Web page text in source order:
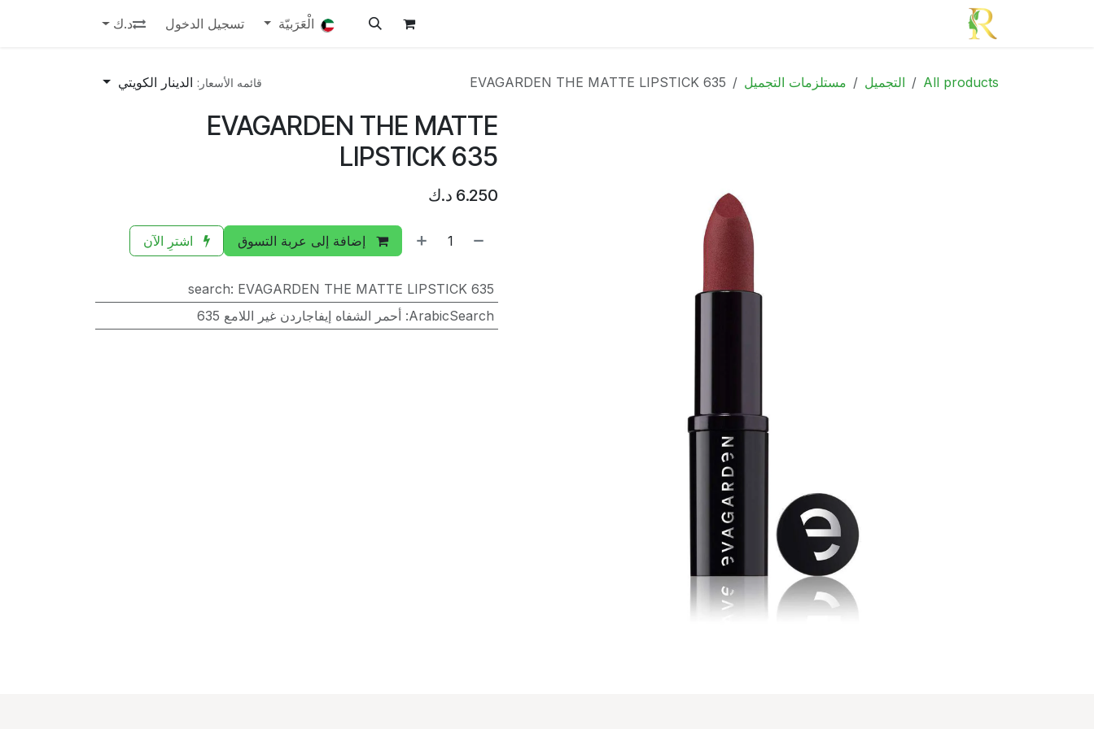
تخطي للذهاب إلى المحتوى
الْعَرَبيّة تسجيل الدخول د.ك
All products التجميل مستلزمات التجميل EVAGARDEN THE MATTE LIPSTICK 635 قائمه الأسعار: الدينار الكويتي
EVAGARDEN THE MATTE
LIPSTICK 635
6.250 د.ك
إضافة إلى عربة التسوق اشترِ الآن
search: EVAGARDEN THE MATTE LIPSTICK 635
ArabicSearch
: أحمر الشفاه إيفاجاردن غير اللامع 635